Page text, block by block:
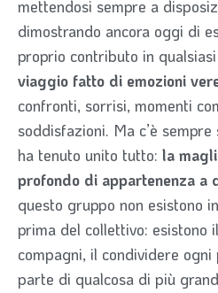
mettendosi sempre a
dimostrando ancora oggi di
proprio contributo in
viaggio fatto di emozioni
confronti, sorrisi, momenti
soddisfazioni. Ma c’è
ha tenuto unito tutto: la
profondo di appartenenza a
questo gruppo non esistono
prima del collettivo: esistono
compagni, il condividere
parte di qualcosa di più